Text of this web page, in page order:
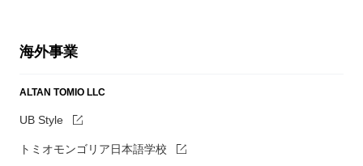
海外事業
ALTAN TOMIO LLC
UB Style
トミオモンゴリア日本語学校